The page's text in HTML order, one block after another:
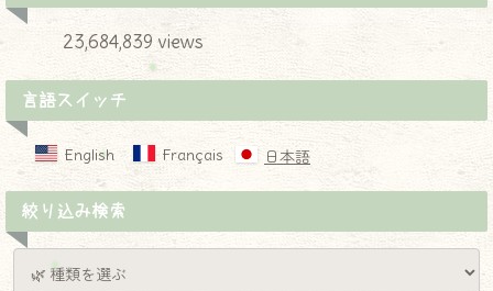
23,684,839 views
言語スイッチ
English Français 日本語
絞り込み検索